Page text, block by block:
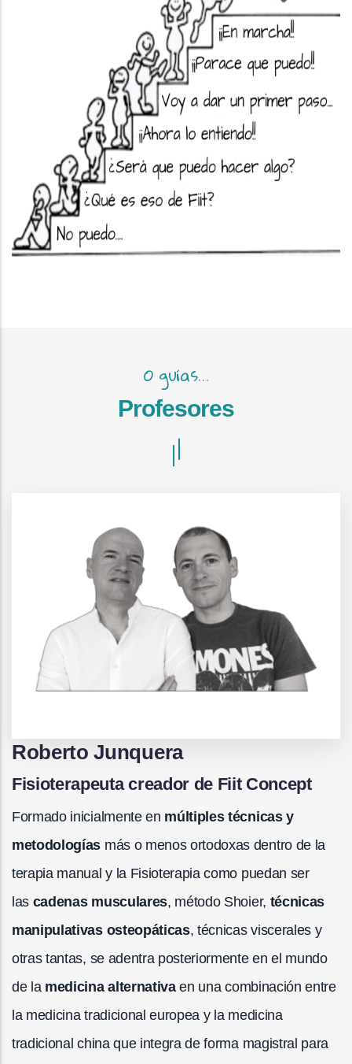
O guías...
Profesores
Roberto Junquera
Fisioterapeuta creador de Fiit Concept
Formado inicialmente en múltiples técnicas y
metodologías más o menos ortodoxas dentro de la
terapia manual y la Fisioterapia como puedan ser
las cadenas musculares, método Shoier, técnicas
manipulativas osteopáticas, técnicas viscerales y
otras tantas, se adentra posteriormente en el mundo
de la medicina alternativaen una combinación entre
la medicina tradicional europea y la medicina
tradicional china que integra de forma magistral para